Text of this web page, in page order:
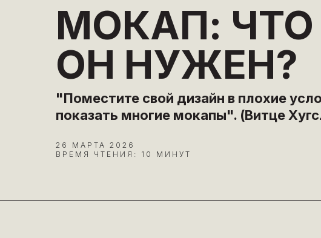
МОКАП:
ОН НУЖЕН?
26 МАРТА 2026
ВРЕМЯ ЧТЕНИЯ: 10 МИНУТ
"Поместите свой дизайн в плохие
показать многие мокапы". (Витце